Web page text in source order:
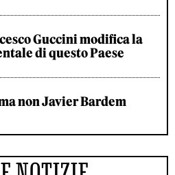
Guccini modifica la
di questo Paese
non Javier Bardem